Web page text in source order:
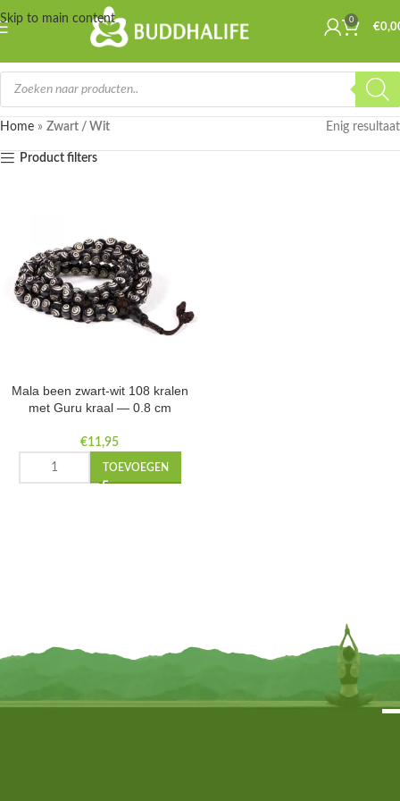
Skip to main content 0
€
Home » Zwart / Wit Enig resultaat
Product filters
Mala been zwart-wit 108 kralen
met Guru kraal — 0.8 cm
€11,95
TOEVOEGEN